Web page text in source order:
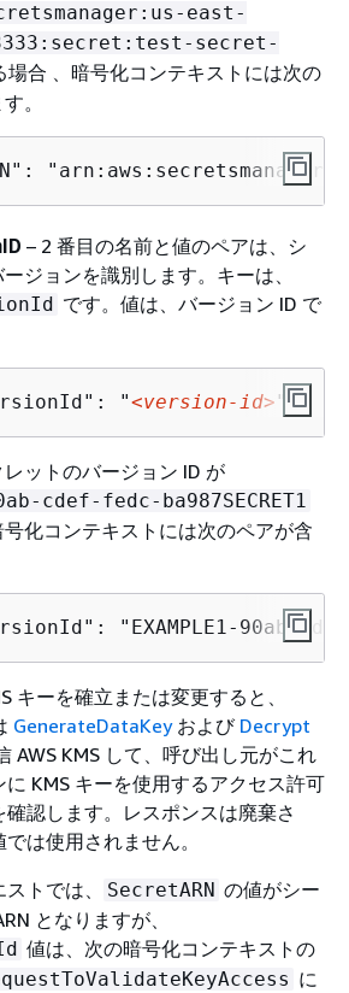
east-
secret-
場合 、暗号化コンテキストには次の
。
– 2 番目の名前と値のペアは、シ
ジョンを識別します。キーは、
です。値は、バージョン ID で
"<version-id> "
ットのバージョン ID が
cdef-fedc-ba987SECRET1
化コンテキストには次のペアが含
"EXAMPLE1-90ab-
キーを確立または変更すると、
GenerateDataKeyおよび Decrypt
AWS KMS して、呼び出し元がこれ
KMS キーを使用するアクセス許可
認します。レスポンスは廃棄さ
は使用されません。
トでは、
SecretARN の値がシー
となりますが、
値は、次の暗号化コンテキストの
に